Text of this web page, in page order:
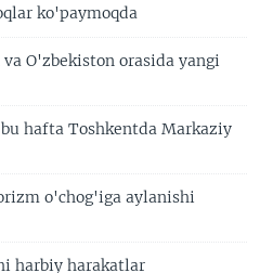
ko'paymoqda
O'zbekiston orasida yangi
hafta Toshkentda Markaziy
o'chog'iga aylanishi
harbiy harakatlar